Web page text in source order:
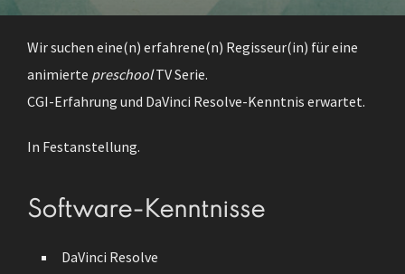
Wir suchen eine(n) erfahrene(n) Regisseur(in) für eine
animierte preschoolTV Serie.
CGI-Erfahrung und DaVinci Resolve-Kenntnis erwartet.
In Festanstellung.
Software-Kenntnisse
DaVinci Resolve